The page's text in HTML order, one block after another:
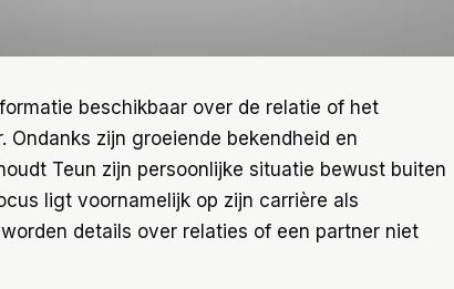
beschikbaar over de relatie of het
zijn groeiende bekendheid en
Teun zijn persoonlijke situatie bewust buiten
ligt voornamelijk op zijn carrière als
details over relaties of een partner niet